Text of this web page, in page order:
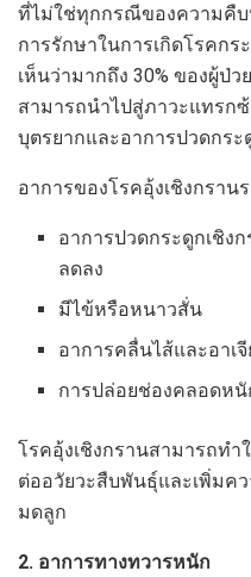
ที่ไม่ใช่ทุกกรณีของความคืบ
การรักษาในการเกิดโรคก
เห็นว่ามากถึง 30% ของผู้ป่
สามารถนำไปสู่ภาวะแทรก
บุตรยากและอาการปวดกระ
อาการของโรคอุ้งเชิงกราน
อาการปวดกระดูกเชิง
ลดลง
มีไข้หรือหนาวสั่น
อาการคลื่นไส้และอาเ
การปล่อยช่องคลอดห
โรคอุ้งเชิงกรานสามารถทำ
ต่ออวัยวะสืบพันธุ์และเพิ่มค
มดลูก
2. อาการทางทวารหนัก